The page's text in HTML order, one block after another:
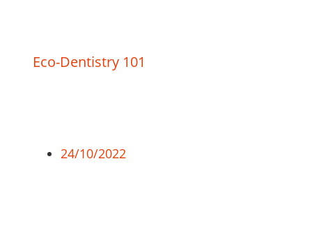
Eco-Dentistry 101
24/10/2022